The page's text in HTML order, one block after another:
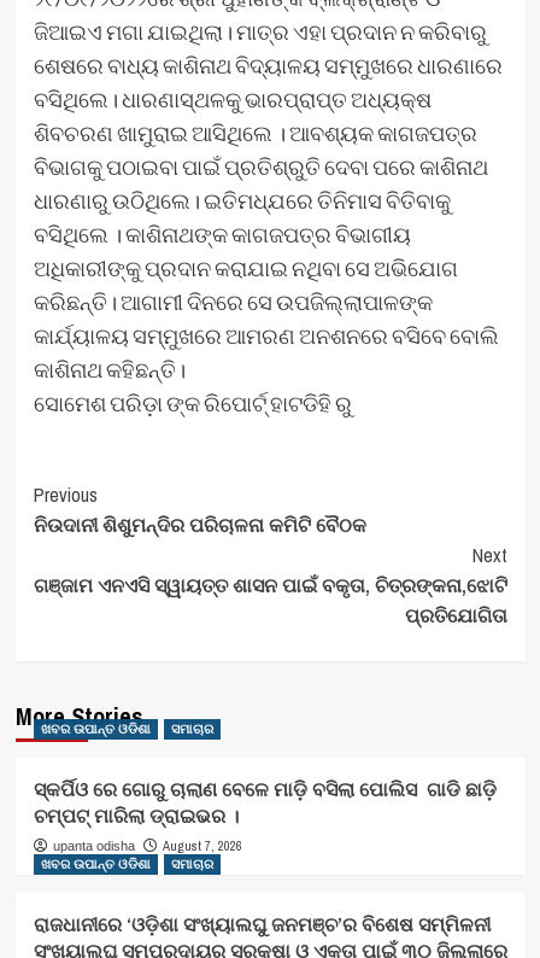
ଜିଆଇଏ ମଗା ଯାଇଥିଲା। ମାତ୍ର ଏହା ପ୍ରଦାନ ନ କରିବାରୁ
ଶେଷରେ ବାଧ୍ୟ କାଶିନାଥ ବିଦ୍ୟାଳୟ ସମ୍ମୁଖରେ ଧାରଣାରେ
ବସିଥିଲେ। ଧାରଣାସ୍ଥଳକୁ ଭାରପ୍ରାପ୍ତ ଅଧ୍ୟକ୍ଷ
ଶିବଚରଣ ଖାମୁରାଇ ଆସିଥିଲେ । ଆବଶ୍ୟକ କାଗଜପତ୍ର
ବିଭାଗକୁ ପଠାଇବା ପାଇଁ ପ୍ରତିଶ୍ରୁତି ଦେବା ପରେ କାଶିନାଥ
ଧାରଣାରୁ ଉଠିଥିଲେ। ଇତିମଧ୍ଯରେ ତିନିମାସ ବିତିବାକୁ
ବସିଥିଲେ । କାଶିନାଥଙ୍କ କାଗଜପତ୍ର ବିଭାଗୀୟ
ଅଧିକାରୀଙ୍କୁ ପ୍ରଦାନ କରାଯାଇ ନଥିବା ସେ ଅଭିଯୋଗ
କରିଛନ୍ତି। ଆଗାମୀ ଦିନରେ ସେ ଉପଜିଲ୍ଲାପାଳଙ୍କ
କାର୍ଯ୍ୟାଳୟ ସମ୍ମୁଖରେ ଆମରଣ ଅନଶନରେ ବସିବେ ବୋଲି
କାଶିନାଥ କହିଛନ୍ତି।
ସୋମେଶ ପରିଡ଼ା ଙ୍କ ରିପୋର୍ଟ୍ ହାଟଡିହି ରୁ
Post
Navigation
Previous
ନିଉଦାନୀ ଶିଶୁମନ୍ଦିର ପରିଚାଳନା କମିଟି ବୈଠକ
Next
ଗଞ୍ଜାମ ଏନଏସି ସ୍ୱାୟତ୍ତ ଶାସନ ପାଇଁ ବକୃତା, ଚିତ୍ରଙ୍କନା,ଝୋଟି
ପ୍ରତିଯୋଗିତା
More Stories
ଖବର ଉପାନ୍ତ ଓଡିଶା ସମାଚାର
ସ୍କର୍ପିଓ ରେ ଗୋରୁ ଚାଲାଣ ବେଳେ ମାଡ଼ି ବସିଲା ପୋଲିସ ଗାଡି ଛାଡ଼ି
ଚମ୍ପଟ୍ ମାରିଲା ଡ୍ରାଇଭର ।
upanta odisha
August 7, 2026
ଖବର ଉପାନ୍ତ ଓଡିଶା
ସମାଚାର
ରାଜଧାନୀରେ ‘ଓଡ଼ିଶା ସଂଖ୍ୟାଲଘୁ ଜନମଞ୍ଚ’ର ବିଶେଷ ସମ୍ମିଳନୀ
ସଂଖ୍ୟାଲଘୁ ସମ୍ପ୍ରଦାୟର ସୁରକ୍ଷା ଓ ଏକତା ପାଇଁ ୩୦ ଜିଲ୍ଲାରେ